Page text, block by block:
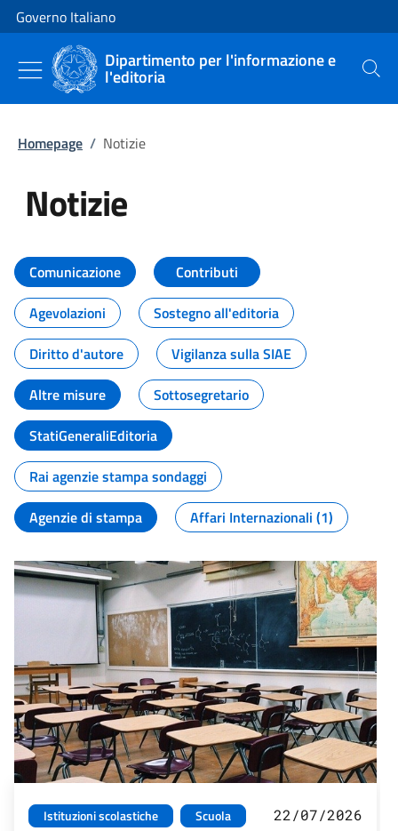
Vai al contenuto
Vai alla navigazione del sito
Governo Italiano
Dipartimento per l'informazione e
l'editoria Cerca
Homepage / Notizie
Notizie
Tutti i contenuti della pagina
Comunicazione
Contributi
Agevolazioni
Sostegno all'editoria
Diritto d'autore
Vigilanza sulla SIAE
Altre misure
Sottosegretario
StatiGeneraliEditoria
Rai agenzie stampa sondaggi
Agenzie di stampa
Affari Internazionali (1)
Istituzioni scolastiche
Scuola
22/07/2026